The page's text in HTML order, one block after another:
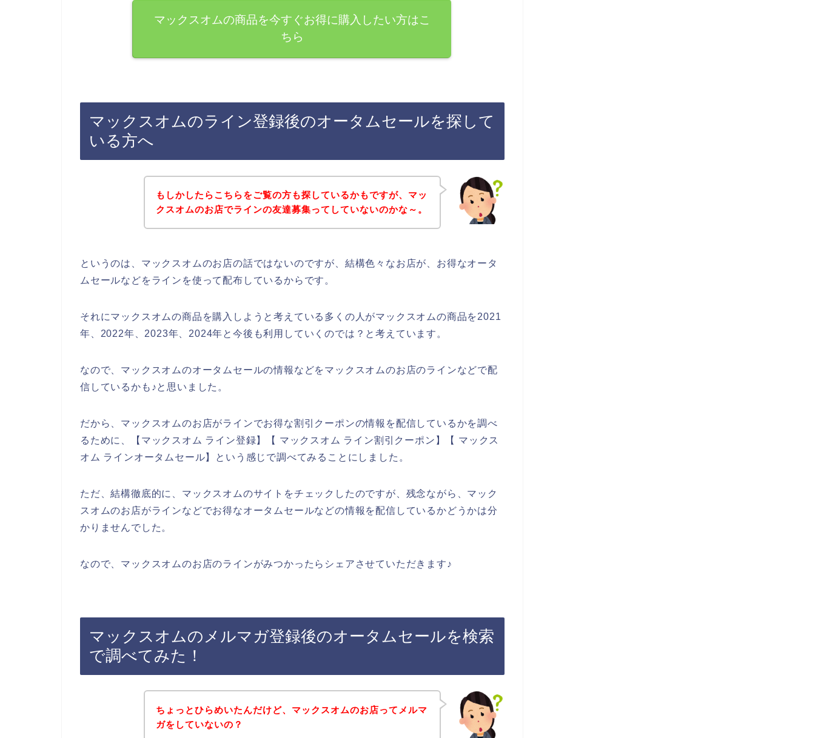
マックスオムの商品を今すぐお得に購入したい方はこ
ちら
マックスオムのライン登録後のオータムセールを探して
いる方へ
もしかしたらこちらをご覧の方も探しているかもですが、マッ
クスオムのお店でラインの友達募集ってしていないのかな～。
というのは、マックスオムのお店の話ではないのですが、結構色々なお店が、お得なオータ
ムセールなどをラインを使って配布しているからです。
それにマックスオムの商品を購入しようと考えている多くの人がマックスオムの商品を2021
年、2022年、2023年、2024年と今後も利用していくのでは？と考えています。
なので、マックスオムのオータムセールの情報などをマックスオムのお店のラインなどで配
信しているかも♪と思いました。
だから、マックスオムのお店がラインでお得な割引クーポンの情報を配信しているかを調べ
るために、【マックスオム ライン登録】【 マックスオム ライン割引クーポン】【 マックス
オム ラインオータムセール】という感じで調べてみることにしました。
ただ、結構徹底的に、マックスオムのサイトをチェックしたのですが、残念ながら、マック
スオムのお店がラインなどでお得なオータムセールなどの情報を配信しているかどうかは分
かりませんでした。
なので、マックスオムのお店のラインがみつかったらシェアさせていただきます♪
マックスオムのメルマガ登録後のオータムセールを検索
で調べてみた！
ちょっとひらめいたんだけど、マックスオムのお店ってメルマ
ガをしていないの？